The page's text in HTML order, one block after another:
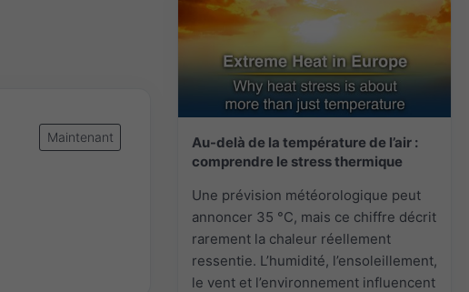
Au-delà de la température de l’air :
comprendre le stress thermique
Une prévision météorologique peut
annoncer 35 °C, mais ce chiffre décrit
rarement la chaleur réellement
ressentie. L’humidité, l’ensoleillement,
le vent et l’environnement influencent
Maintenant